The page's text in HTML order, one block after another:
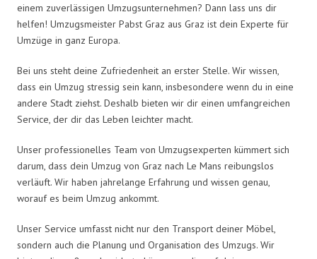
einem zuverlässigen Umzugsunternehmen? Dann lass uns dir
helfen! Umzugsmeister Pabst Graz aus Graz ist dein Experte für
Umzüge in ganz Europa.
Bei uns steht deine Zufriedenheit an erster Stelle. Wir wissen,
dass ein Umzug stressig sein kann, insbesondere wenn du in eine
andere Stadt ziehst. Deshalb bieten wir dir einen umfangreichen
Service, der dir das Leben leichter macht.
Unser professionelles Team von Umzugsexperten kümmert sich
darum, dass dein Umzug von Graz nach Le Mans reibungslos
verläuft. Wir haben jahrelange Erfahrung und wissen genau,
worauf es beim Umzug ankommt.
Unser Service umfasst nicht nur den Transport deiner Möbel,
sondern auch die Planung und Organisation des Umzugs. Wir